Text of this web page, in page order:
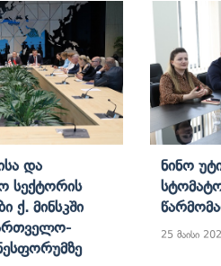
Და
Სექტორის
Ქ. Მინსკში
Ნინო
25 მაისი